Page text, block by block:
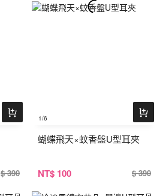
$ 390
1/6
蝴蝶飛天×蚊香盤U型耳夾
NT$ 100 $ 390